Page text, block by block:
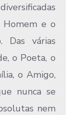
Homem e o
Das várias
o Poeta, o
o Amigo,
nunca se
nem